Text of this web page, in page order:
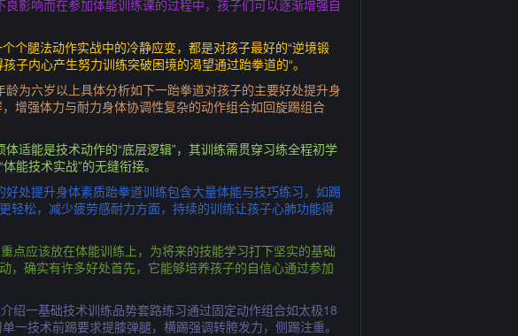
影响而在参加体能训练课的过程中，孩子们可以逐渐增强自
个腿法动作实战中的冷静应变，都是对孩子最好的“逆境锻
子内心产生努力训练突破困境的渴望通过跆拳道的“。
为六岁以上具体分析如下一跆拳道对孩子的主要好处提升身
增强体力与耐力身体协调性复杂的动作组合如回旋踢组合
适能是技术动作的“底层逻辑”，其训练需贯穿习练全程初学
能技术实战”的无缝衔接。
处提升身体素质跆拳道训练包含大量体能与技巧练习，如踢
轻松，减少疲劳感耐力方面，持续的训练让孩子心肺功能得
点应该放在体能训练上，为将来的技能学习打下坚实的基础
，确实有许多好处首先，它能够培养孩子的自信心通过参加
绍一基础技术训练品势套路练习通过固定动作组合如太极18
技术前踢要求提膝弹腿，横踢强调转胯发力，侧踢注重。